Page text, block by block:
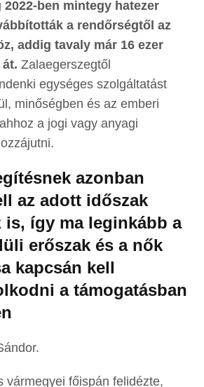
2022-ben mintegy hatezer
a rendőrségtől az
addig tavaly már 16 ezer
Zalaegerszegtől
egységes szolgáltatást
minőségben és az emberi
a jogi vagy anyagi
azonban
az adott időszak
is, így ma leginkább a
erőszak és a nők
kapcsán kell
a támogatásban
vármegyei főispán felidézte,